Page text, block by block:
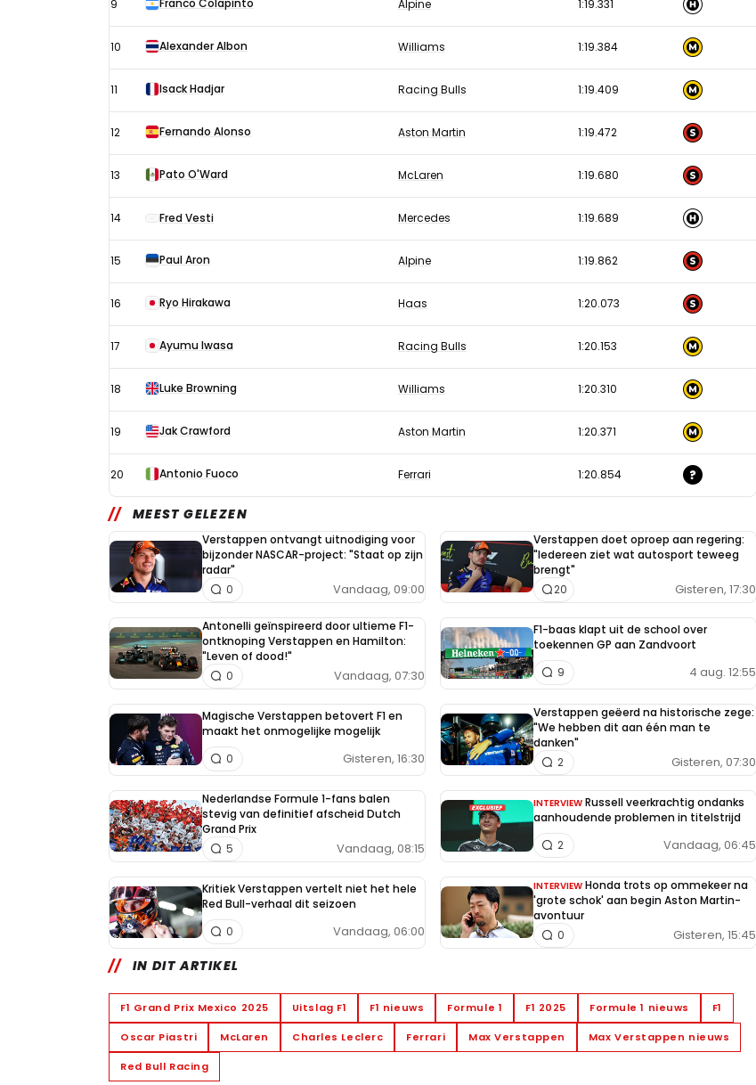
9 Franco Colapinto Alpine 1:19.331
10 Alexander Albon Williams 1:19.384
11 Isack Hadjar Racing Bulls 1:19.409
12 Fernando Alonso Aston Martin 1:19.472
13 Pato O'Ward McLaren 1:19.680
14 Fred Vesti Mercedes 1:19.689
15 Paul Aron Alpine 1:19.862
16 Ryo Hirakawa Haas 1:20.073
17 Ayumu Iwasa Racing Bulls 1:20.153
18 Luke Browning Williams 1:20.310
19 Jak Crawford Aston Martin 1:20.371
20 Antonio Fuoco Ferrari 1:20.854
MEEST GELEZEN
Verstappen ontvangt uitnodiging voor
bijzonder NASCAR-project: "Staat op zijn
radar"
Vandaag, 09:00
0
Verstappen doet oproep aan regering:
"Iedereen ziet wat autosport teweeg
brengt"
Gisteren, 17:30
20
Antonelli geïnspireerd door ultieme F1-
ontknoping Verstappen en Hamilton:
"Leven of dood!"
Vandaag, 07:30
0
F1-baas klapt uit de school over
toekennen GP aan Zandvoort
4 aug. 12:55
9
Magische Verstappen betovert F1 en
maakt het onmogelijke mogelijk
Gisteren, 16:30
0
Verstappen geëerd na historische zege:
"We hebben dit aan één man te
danken"
Gisteren, 07:30
2
Nederlandse Formule 1-fans balen
stevig van definitief afscheid Dutch
Grand Prix
Vandaag, 08:15
5
INTERVIEW Russell veerkrachtig ondanks
aanhoudende problemen in titelstrijd
Vandaag, 06:45
2
Kritiek Verstappen vertelt niet het hele
Red Bull-verhaal dit seizoen
Vandaag, 06:00
0
INTERVIEW Honda trots op ommekeer na
'grote schok' aan begin Aston Martin-
avontuur
Gisteren, 15:45
0
IN DIT ARTIKEL
F1 Grand Prix Mexico 2025 Uitslag F1 F1 nieuws Formule 1 F1 2025 Formule 1 nieuws F1
Oscar Piastri McLaren Charles Leclerc Ferrari Max Verstappen Max Verstappen nieuws
Red Bull Racing